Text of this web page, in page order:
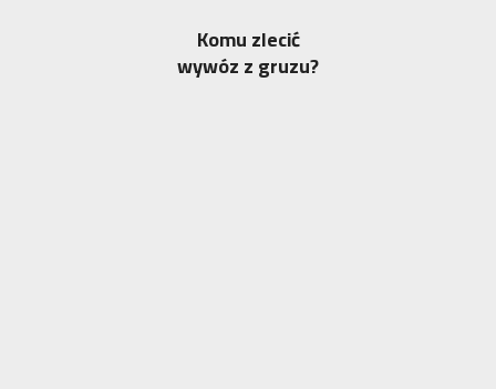
Komu zlecić
wywóz z gruzu?